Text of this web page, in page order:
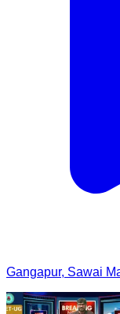
Gangapur, Sawai